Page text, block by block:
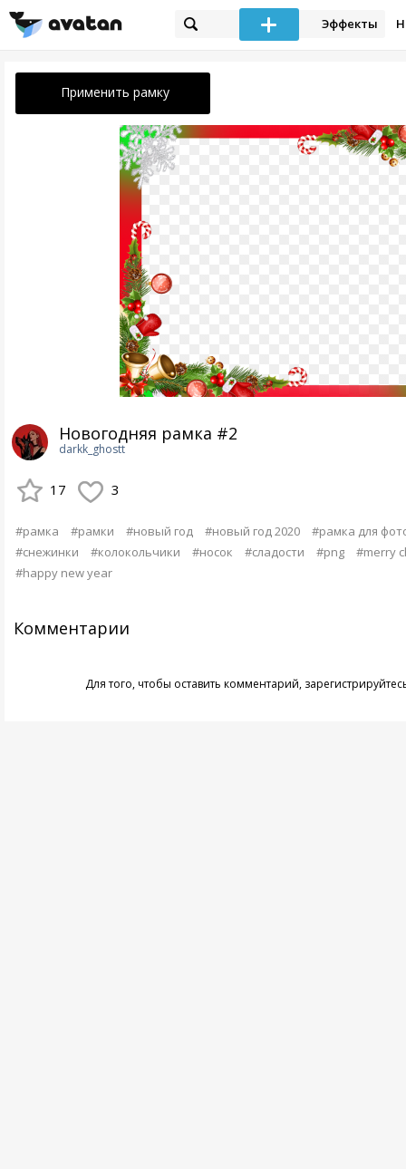
Эффекты
Применить рамку
Новогодняя рамка #2
darkk_ghostt
17 3
#рамка #рамки #новый год #новый год 2020
#рамка для
#снежинки
#колокольчики #носок #сладости #png
#merry
#happy new year
Комментарии
Для того, чтобы оставить комментарий,